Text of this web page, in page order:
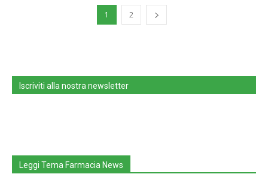
1 2
Iscriviti alla nostra newsletter
Leggi Tema Farmacia News